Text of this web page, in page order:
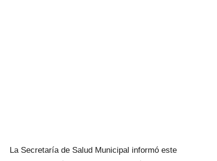
La Secretaría de Salud Municipal informó este